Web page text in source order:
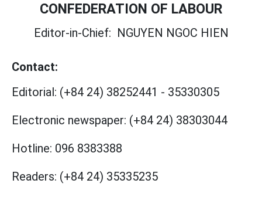
CONFEDERATION OF LABOUR
Editor-in-Chief: NGUYEN NGOC HIEN
Contact:
Editorial: (+84 24) 38252441 - 35330305
Electronic newspaper: (+84 24) 38303044
Hotline: 096 8383388
Readers: (+84 24) 35335235